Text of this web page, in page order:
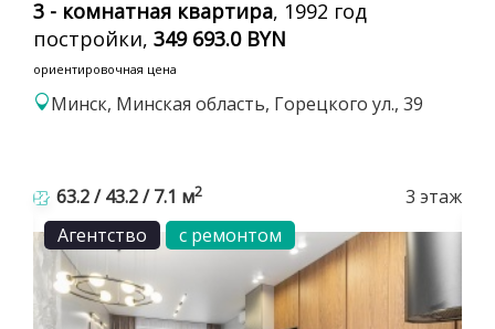
3 - комнатная квартира, 1992 год
постройки, 349 693.0 BYN
ориентировочная цена
Минск, Минская область, Горецкого ул., 39
63.2 / 43.2 / 7.1 м2
3 этаж
Агентство
с ремонтом